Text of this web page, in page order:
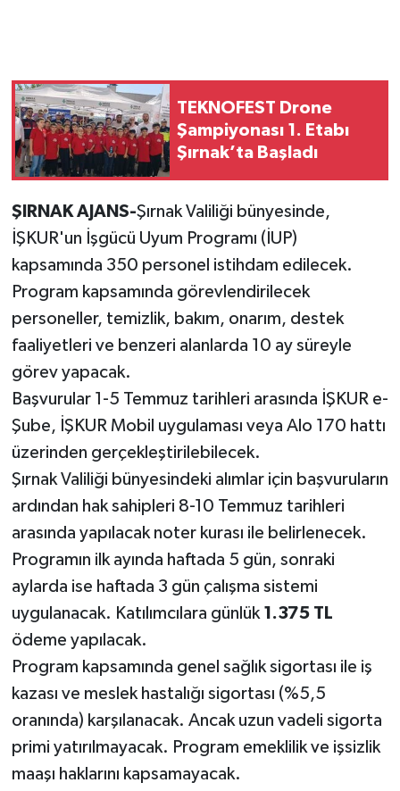
TEKNOFEST Drone
Şampiyonası 1. Etabı
Şırnak’ta Başladı
ŞIRNAK AJANS-Şırnak Valiliği bünyesinde,
İŞKUR'un İşgücü Uyum Programı (İUP)
kapsamında 350 personel istihdam edilecek.
Program kapsamında görevlendirilecek
personeller, temizlik, bakım, onarım, destek
faaliyetleri ve benzeri alanlarda 10 ay süreyle
görev yapacak.
Başvurular 1-5 Temmuz tarihleri arasında İŞKUR e-
Şube, İŞKUR Mobil uygulaması veya Alo 170 hattı
üzerinden gerçekleştirilebilecek.
Şırnak Valiliği bünyesindeki alımlar için başvuruların
ardından hak sahipleri 8-10 Temmuz tarihleri
arasında yapılacak noter kurası ile belirlenecek.
Programın ilk ayında haftada 5 gün, sonraki
aylarda ise haftada 3 gün çalışma sistemi
uygulanacak. Katılımcılara günlük 1.375 TL
ödeme yapılacak.
Program kapsamında genel sağlık sigortası ile iş
kazası ve meslek hastalığı sigortası (%5,5
oranında) karşılanacak. Ancak uzun vadeli sigorta
primi yatırılmayacak. Program emeklilik ve işsizlik
maaşı haklarını kapsamayacak.